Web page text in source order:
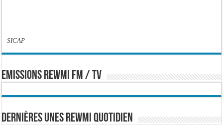
SICAP
EMISSIONS REWMI FM / TV
Dernières Unes Rewmi Quotidien